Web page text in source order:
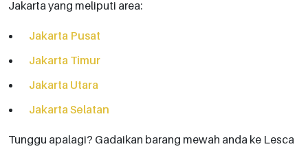
Jakarta yang meliputi area:
Jakarta Pusat
Jakarta Timur
Jakarta Utara
Jakarta Selatan
Tunggu apalagi? Gadaikan barang mewah anda ke Lesca